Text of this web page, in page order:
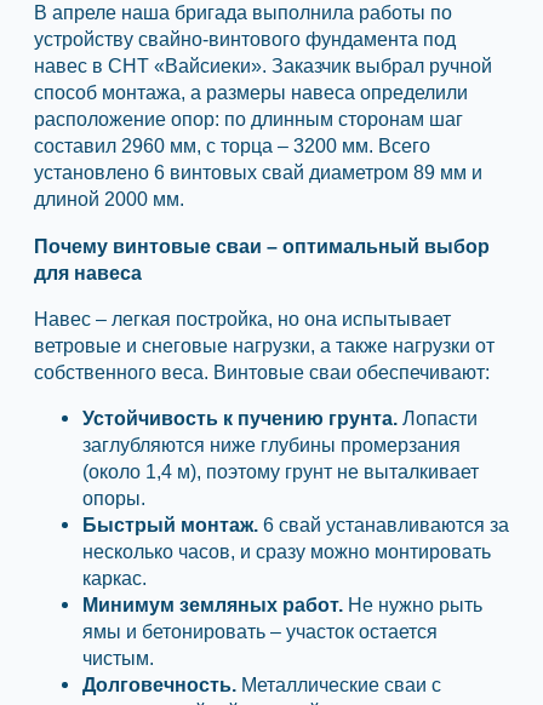
В апреле наша бригада выполнила работы по
устройству свайно-винтового фундамента под
навес в СНТ «Вайсиеки». Заказчик выбрал ручной
способ монтажа, а размеры навеса определили
расположение опор: по длинным сторонам шаг
составил 2960 мм, с торца – 3200 мм. Всего
установлено 6 винтовых свай диаметром 89 мм и
длиной 2000 мм.
Почему винтовые сваи – оптимальный выбор
для навеса
Навес – легкая постройка, но она испытывает
ветровые и снеговые нагрузки, а также нагрузки от
собственного веса. Винтовые сваи обеспечивают:
Устойчивость к пучению грунта. Лопасти
заглубляются ниже глубины промерзания
(около 1,4 м), поэтому грунт не выталкивает
опоры.
Быстрый монтаж. 6 свай устанавливаются за
несколько часов, и сразу можно монтировать
каркас.
Минимум земляных работ. Не нужно рыть
ямы и бетонировать – участок остается
чистым.
Долговечность. Металлические сваи с